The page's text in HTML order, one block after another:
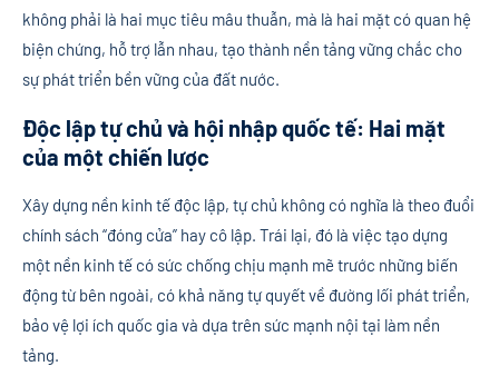
không phải là hai mục tiêu mâu thuẫn, mà là hai mặt có quan hệ
biện chứng, hỗ trợ lẫn nhau, tạo thành nền tảng vững chắc cho
sự phát triển bền vững của đất nước.
Độc lập tự chủ và hội nhập quốc tế: Hai mặt
của một chiến lược
Xây dựng nền kinh tế độc lập, tự chủ không có nghĩa là theo đuổi
chính sách “đóng cửa” hay cô lập. Trái lại, đó là việc tạo dựng
một nền kinh tế có sức chống chịu mạnh mẽ trước những biến
động từ bên ngoài, có khả năng tự quyết về đường lối phát triển,
bảo vệ lợi ích quốc gia và dựa trên sức mạnh nội tại làm nền
tảng.